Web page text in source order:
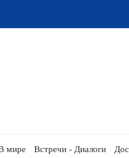
мире Встречи - Диалоги